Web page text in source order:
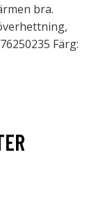
bra.
Färg: